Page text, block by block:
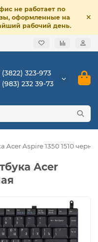
не работает по
оформленные на
рабочий день.
(3822) 323-973
(983) 232 39-73
Acer Aspire 1350 1510
Acer